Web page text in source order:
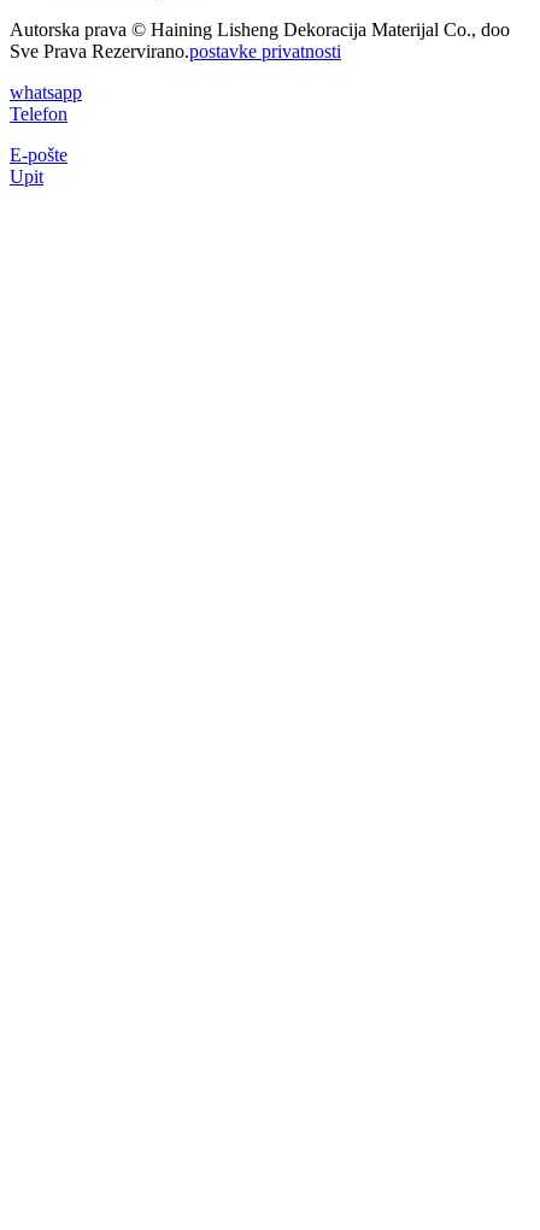
Autorska prava © Haining Lisheng Dekoracija Materijal Co., doo
Sve Prava Rezervirano.postavke privatnosti
whatsapp
Telefon
E-pošte
Upit